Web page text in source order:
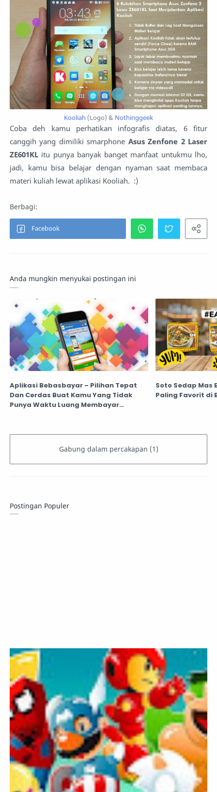
Kooliah (Logo) & Nothinggeek
Coba deh kamu perhatikan infografis diatas, 6 fitur
canggih yang dimiliki smarphone Asus Zenfone 2 Laser
ZE601KL itu punya banyak banget manfaat untukmu lho,
jadi, kamu bisa belajar dengan nyaman saat membaca
materi kuliah lewat aplikasi Kooliah. :)
Anda mungkin menyukai postingan ini
Aplikasi Bebasbayar – Pilihan Tepat
Dan Cerdas Buat Kamu Yang Tidak
Punya Waktu Luang Membayar
Lebaran
Soto Sedap Mas
Paling Favorit di
Postingan Populer